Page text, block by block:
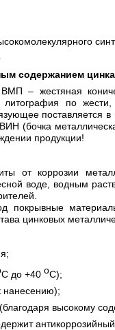
содержанием
– жестяная
по жести,
поставляется в
металлическая
продукции!
от коррозии
воде, водным
покрывные
цинковых
C до +40 oC);
нанесению);
высокому
антикоррозийный